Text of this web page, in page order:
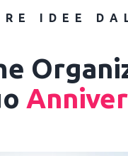
IDEE